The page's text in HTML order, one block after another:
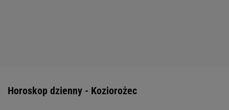
Horoskop dzienny - Koziorożec